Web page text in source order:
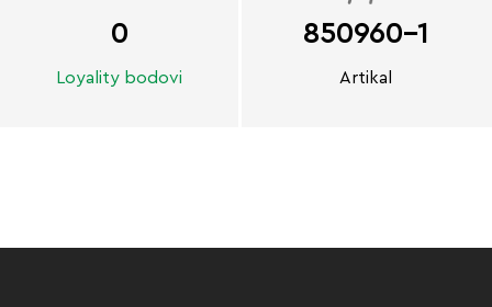
0
Loyality bodovi
850960-1
Artikal